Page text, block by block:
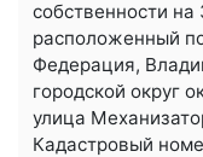
собственности
расположенный
Федерация,
городской округ
улица
Кадастровый